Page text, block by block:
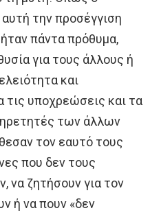
την προσέγγιση
πάντα πρόθυμα,
για τους άλλους ή
και
τις υποχρεώσεις και τα
των άλλων
τον εαυτό τους
που δεν τους
να ζητήσουν για τον
ή να πουν «δεν